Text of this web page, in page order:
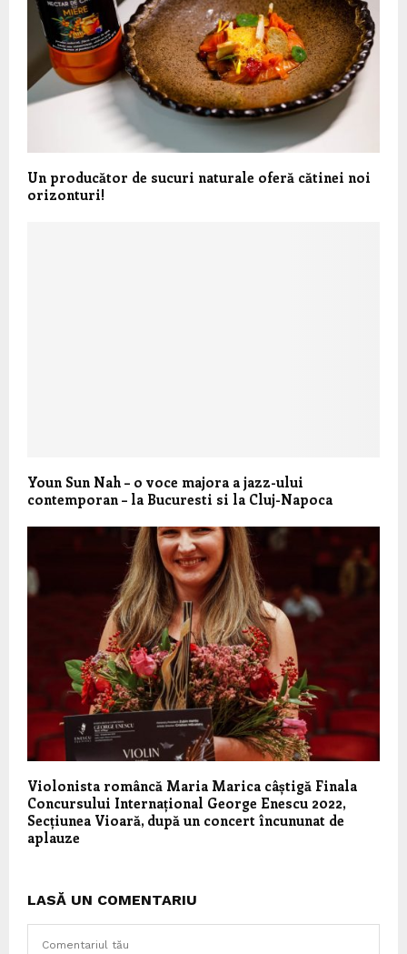
Un producător de sucuri naturale oferă cătinei noi
orizonturi!
Youn Sun Nah – o voce majora a jazz-ului
contemporan – la Bucuresti si la Cluj-Napoca
Violonista româncă Maria Marica câștigă Finala
Concursului Internațional George Enescu 2022,
Secțiunea Vioară, după un concert încununat de
aplauze
LASĂ UN COMENTARIU